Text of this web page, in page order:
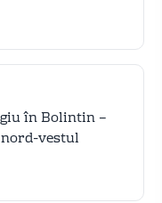
în Bolintin –
vestul